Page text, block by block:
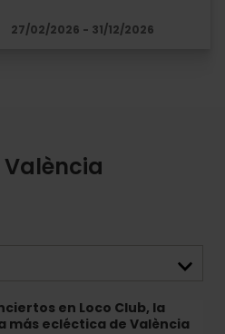
27/02/2026 - 31/12/2026
València
en Loco Club, la
más ecléctica de València